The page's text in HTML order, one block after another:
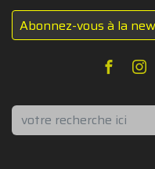
Abonnez-vous à la
Rechercher